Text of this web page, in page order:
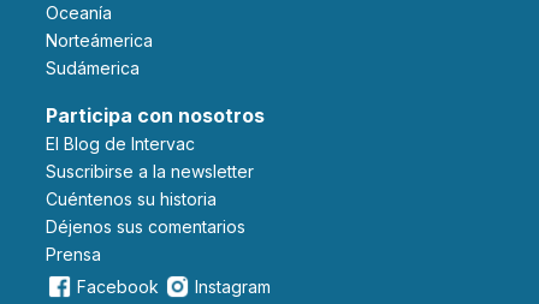
Oceanía
Norteámerica
Sudámerica
Participa con nosotros
El Blog de Intervac
Suscribirse a la newsletter
Cuéntenos su historia
Déjenos sus comentarios
Prensa
Facebook
Instagram